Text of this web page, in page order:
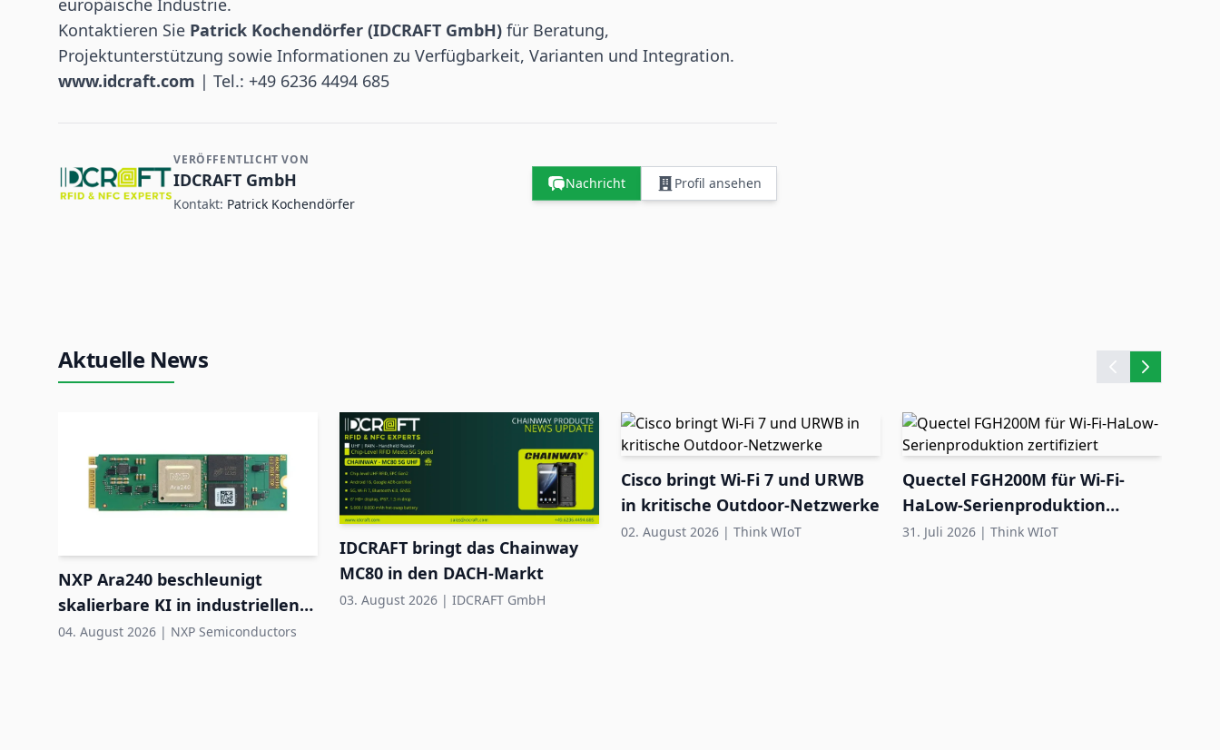
europäische Industrie.
Kontaktieren Sie Patrick Kochendörfer (IDCRAFT GmbH) für Beratung,
Projektunterstützung sowie Informationen zu Verfügbarkeit, Varianten und Integration.
www.idcraft.com | Tel.: +49 6236 4494 685
Kontakt- und Firmeninformationen
VERÖFFENTLICHT VON
IDCRAFT GmbH
Kontakt: Patrick Kochendörfer
Nachricht Profil ansehen
Aktuelle News
NXP Ara240 beschleunigt
skalierbare KI in industriellen
Edge-Systemen
04. August 2026 | NXP Semiconductors
IDCRAFT bringt das Chainway
MC80 in den DACH-Markt
03. August 2026 | IDCRAFT GmbH
Cisco bringt Wi-Fi 7 und URWB
in kritische Outdoor-Netzwerke
02. August 2026 | Think WIoT
Quectel FGH200M für Wi-Fi-
HaLow-Serienproduktion
zertifiziert
31. Juli 2026 | Think WIoT